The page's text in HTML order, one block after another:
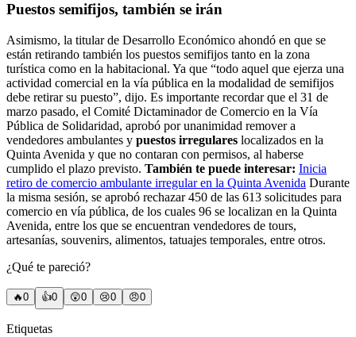
Puestos semifijos, también se irán
Asimismo, la titular de Desarrollo Económico ahondó en que se
están retirando también los puestos semifijos tanto en la zona
turística como en la habitacional. Ya que “todo aquel que ejerza una
actividad comercial en la vía pública en la modalidad de semifijos
debe retirar su puesto”, dijo. Es importante recordar que el 31 de
marzo pasado, el Comité Dictaminador de Comercio en la Vía
Pública de Solidaridad, aprobó por unanimidad remover a
vendedores ambulantes y puestos irregulares localizados en la
Quinta Avenida y que no contaran con permisos, al haberse
cumplido el plazo previsto. También te puede interesar: Inicia
retiro de comercio ambulante irregular en la Quinta Avenida Durante
la misma sesión, se aprobó rechazar 450 de las 613 solicitudes para
comercio en vía pública, de los cuales 96 se localizan en la Quinta
Avenida, entre los que se encuentran vendedores de tours,
artesanías, souvenirs, alimentos, tatuajes temporales, entre otros.
¿Qué te pareció?
🔥0 👍0 😲0 😢0 😠0
Etiquetas